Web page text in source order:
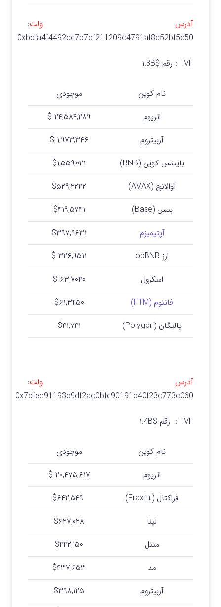
آدرس ولت:
0xbdfa4f4492dd7b7cf211209c4791af8d52bf5c50
TVF : رقم $۱.3B
نام کوین
موجودی
اتریوم
۲۴,۵۸۴,۲۸۹ $
آربیتروم
۱,۹۷۳,۳۴۶ $
بایننس کوین (BNB)
$۱,۵۵۹,۰۲۱
آوالانچ (AVAX)
$۵۲۹,۲۲۴۲
بیس (Base)
$۴۱۹,۵۷۴۱
آپتیمیزم
$۳۹۷,۹۶۳۱
ارز opBNB
۳۲۶,۹۵۱۱ $
اسکرول
۶۳,۷۰۴۰ $
فانتوم (FTM)
$۶۱,۳۴۵۰
پالیگان (Polygon)
$۴۱,۷۴۱
آدرس ولت:
0x7bfee91193d9df2ac0bfe90191d40f23c773c060
TVF : رقم $۱.4B
نام کوین
موجودی
اتریوم
۲۰,۴۷۵,۶۱۷ $
فراکتال (Fraxtal)
$۶۴۲,۵۴۹
لینا
$۶۲۷,۰۲۸
منتل
$۴۴۲,۱۵۰
مد
$۴۳۷,۶۵۳
آربیتروم
$۳۹۸,۱۲۵